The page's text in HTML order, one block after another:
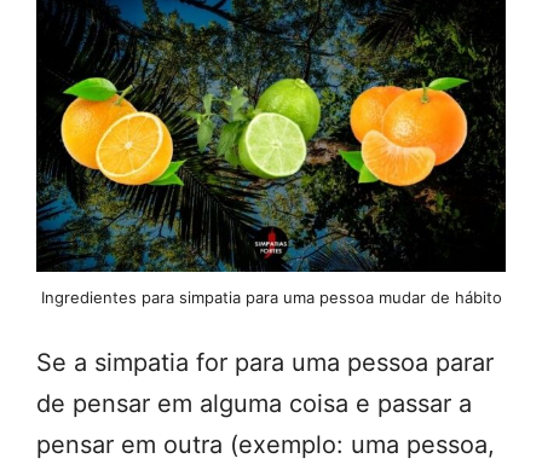
Ingredientes para simpatia para uma pessoa mudar de hábito
Se a simpatia for para uma pessoa parar
de pensar em alguma coisa e passar a
pensar em outra (exemplo: uma pessoa,